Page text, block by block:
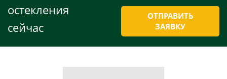
остекления
сейчас
ОТПРАВИТЬ
ЗАЯВКУ